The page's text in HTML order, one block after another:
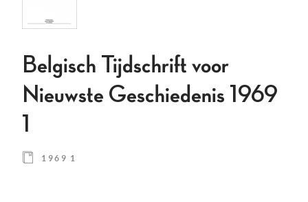
Belgisch Tijdschrift voor
Nieuwste Geschiedenis 1969
1
1969 1